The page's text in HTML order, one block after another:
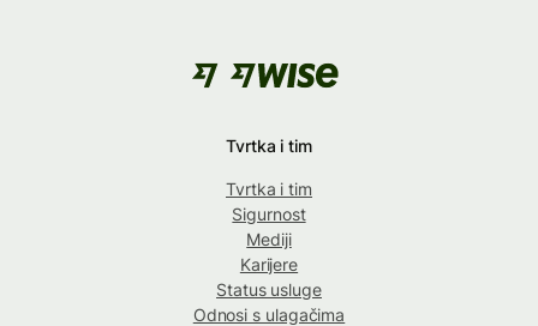
Tvrtka i tim
Tvrtka i tim
Sigurnost
Mediji
Karijere
Status usluge
Odnosi s ulagačima